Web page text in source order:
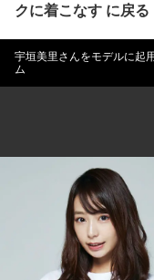
クに着こなす に戻る
宇垣美里さんをモデルに起
ム